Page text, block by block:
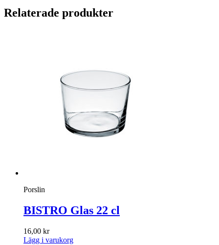
Relaterade produkter
Porslin
BISTRO Glas 22 cl
16,00 kr
Lägg i varukorg